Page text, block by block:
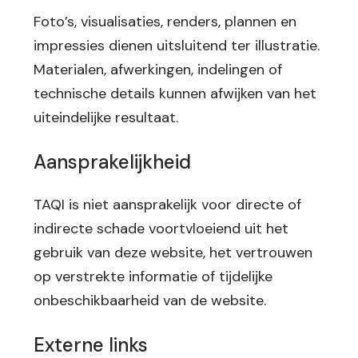
Foto’s, visualisaties, renders, plannen en
impressies dienen uitsluitend ter illustratie.
Materialen, afwerkingen, indelingen of
technische details kunnen afwijken van het
uiteindelijke resultaat.
Aansprakelijkheid
TAQI is niet aansprakelijk voor directe of
indirecte schade voortvloeiend uit het
gebruik van deze website, het vertrouwen
op verstrekte informatie of tijdelijke
onbeschikbaarheid van de website.
Externe links